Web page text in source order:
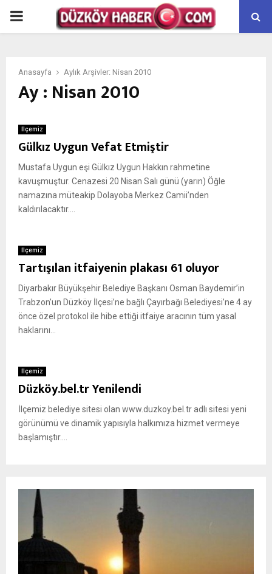
PRIMARY
Anasayfa Aylık Arşivler: Nisan 2010
Ay : Nisan 2010
İlçemiz
Gülkız Uygun Vefat Etmiştir
Mustafa Uygun eşi Gülkız Uygun Hakkın rahmetine
kavuşmuştur. Cenazesi 20 Nisan Salı günü (yarın) Öğle
namazına müteakip Dolayoba Merkez Camii’nden
kaldırılacaktır....
İlçemiz
Tartışılan itfaiyenin plakası 61 oluyor
Diyarbakır Büyükşehir Belediye Başkanı Osman Baydemir’in
Trabzon’un Düzköy İlçesi’ne bağlı Çayırbağı Belediyesi’ne 4 ay
önce özel protokol ile hibe ettiği itfaiye aracının tüm yasal
haklarını...
İlçemiz
Düzköy.bel.tr Yenilendi
İlçemiz belediye sitesi olan www.duzkoy.bel.tr adlı sitesi yeni
görünümü ve dinamik yapısıyla halkımıza hizmet vermeye
başlamıştır....